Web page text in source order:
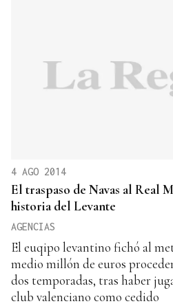
4 AGO 2014
El traspaso de Navas al Real
historia del Levante
AGENCIAS
El euqipo levantino fichó al
medio millón de euros
dos temporadas, tras haber
club valenciano como cedido